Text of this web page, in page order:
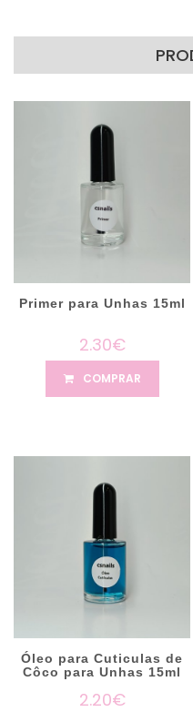
Primer para Unhas 15ml
2.30€
COMPRAR
Óleo para Cuticulas de
Côco para Unhas 15ml
2.20€